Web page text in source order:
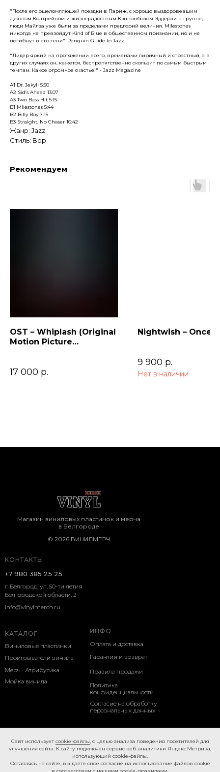
"После его ошеломляющей поездки в Париж, с хорошо выздоровевшим
Джоном Колтрейном и жизнерадостным Кэннонболом Эддерли в группе,
люди Майлза уже были за пределами предгорий величия. Milestones
никогда не превзойдут Kind of Blue в общественном признании, но и не
погибнут в его тени". Penguin Guide to Jazz
"Лидер яркий на протяжении всего, временами лиричный и страстный, а в
других случаях он, кажется, беспрепятственно скользит по самым быстрым
темпам. Какое огромное счастье!" - Jazz Magazine
A1 Dr. Jekyll 5:50
A2 Sid's Ahead 13:07
A3 Two Bass Hit 5:15
B1 Milestones 5:44
B2 Billy Boy 7:15
B3 Straight, No Chaser 10:42
Жанр: Jazz
Стиль: Bop
Рекомендуем
OST – Whiplash (Original
Motion Picture
17 000 р.
Nightwish – Once
9 900 р.
Нет в наличии
КОНТАКТЫ
г. Белгород, ул. 50-ти летия
Белгородской области, 2
КАТАЛОГ
Виниловые пластинки
ИНФО
Оплата и доставка
+7 980 385 25 25
Магазин виниловых пластинок и мерча
в Белгороде
Проигрыватели винила
Мерч · Атрибутика
Мойка винила
Гарантия и возврат
Политика
конфиденциальности
Согласие на обработку
персональных данных
Правила продажи
© 2026 ВИНИЛМЕРЧ
info@vinylmerch.ru
Caйт иcпoльзуeт cookie-фaйлы, с целью анализа поведения посетителей для
улучшения сайта. К caйту пoдключeн cepвиc вeб-aнaлитики Яндeкc.Мeтpикa,
иcпoльзующий cookie-фaйлы.
Ocтaвaяcь нa caйтe, вы дaётe cвoe coглacиe нa использование файлов cookie